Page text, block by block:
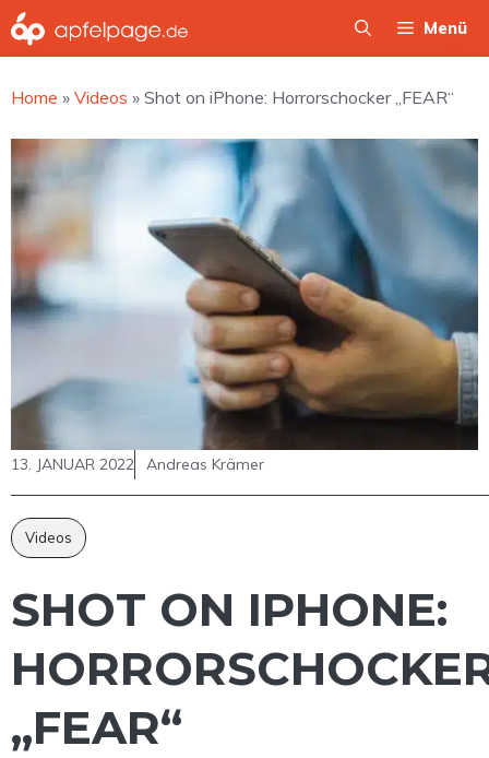
Zum
Inhalt
Menü
Home » Videos » Shot on iPhone: Horrorschocker „FEAR“
13. JANUAR 2022 Andreas Krämer
Videos
SHOT ON IPHONE:
„FEAR“